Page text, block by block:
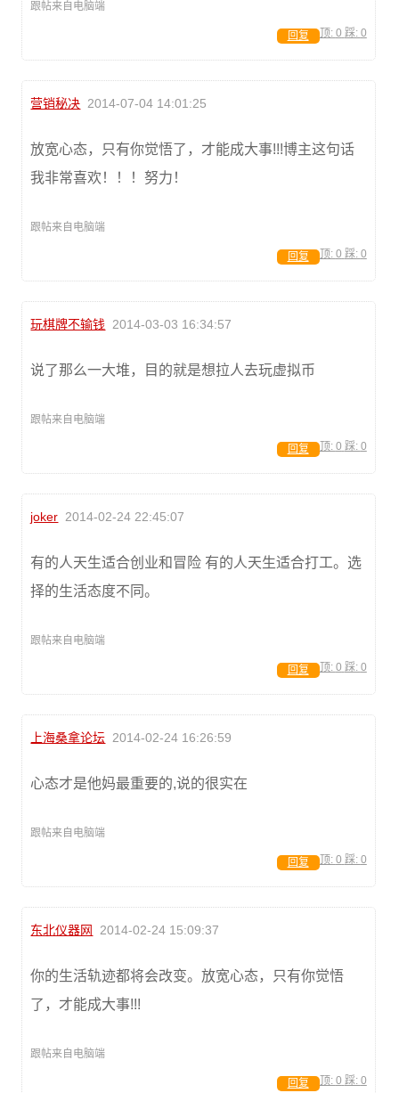
跟帖来自电脑端
顶: 0 踩: 0
回复
营销秘决 2014-07-04 14:01:25
放宽心态，只有你觉悟了，才能成大事!!!博主这句话
我非常喜欢！！！努力！
跟帖来自电脑端
顶: 0 踩: 0
回复
玩棋牌不输钱 2014-03-03 16:34:57
说了那么一大堆，目的就是想拉人去玩虚拟币
跟帖来自电脑端
顶: 0 踩: 0
回复
joker 2014-02-24 22:45:07
有的人天生适合创业和冒险 有的人天生适合打工。选
择的生活态度不同。
跟帖来自电脑端
顶: 0 踩: 0
回复
上海桑拿论坛 2014-02-24 16:26:59
心态才是他妈最重要的,说的很实在
跟帖来自电脑端
顶: 0 踩: 0
回复
东北仪器网 2014-02-24 15:09:37
你的生活轨迹都将会改变。放宽心态，只有你觉悟
了，才能成大事!!!
跟帖来自电脑端
顶: 0 踩: 0
回复